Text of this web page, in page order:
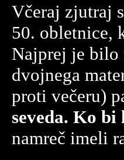
Včeraj zjutraj
50. obletnice,
Najprej je bilo
dvojnega
proti večeru)
seveda. Ko
namreč imeli